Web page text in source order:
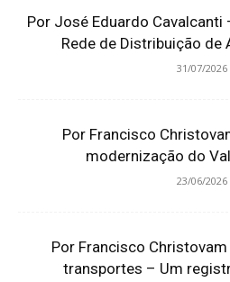
Por José Eduardo
Rede de Distribuição de
31/07/2026
Por Francisco
modernização do
23/06/2026
Por Francisco
transportes – Um